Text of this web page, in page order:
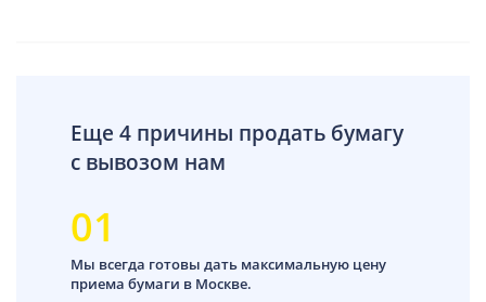
Еще 4 причины продать бумагу
с вывозом нам
01
Мы всегда готовы дать максимальную цену
приема бумаги в Москве.